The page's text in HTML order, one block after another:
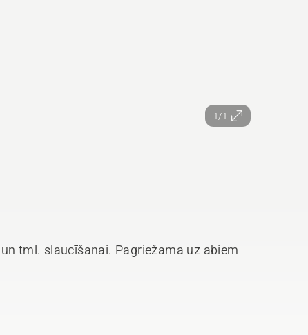
1/1
tml. slaucīšanai. Pagriežama uz abiem